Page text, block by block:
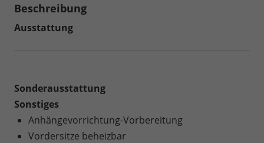
Beschreibung
Ausstattung
Sonderausstattung
Sonstiges
Anhängevorrichtung-Vorbereitung
Vordersitze beheizbar